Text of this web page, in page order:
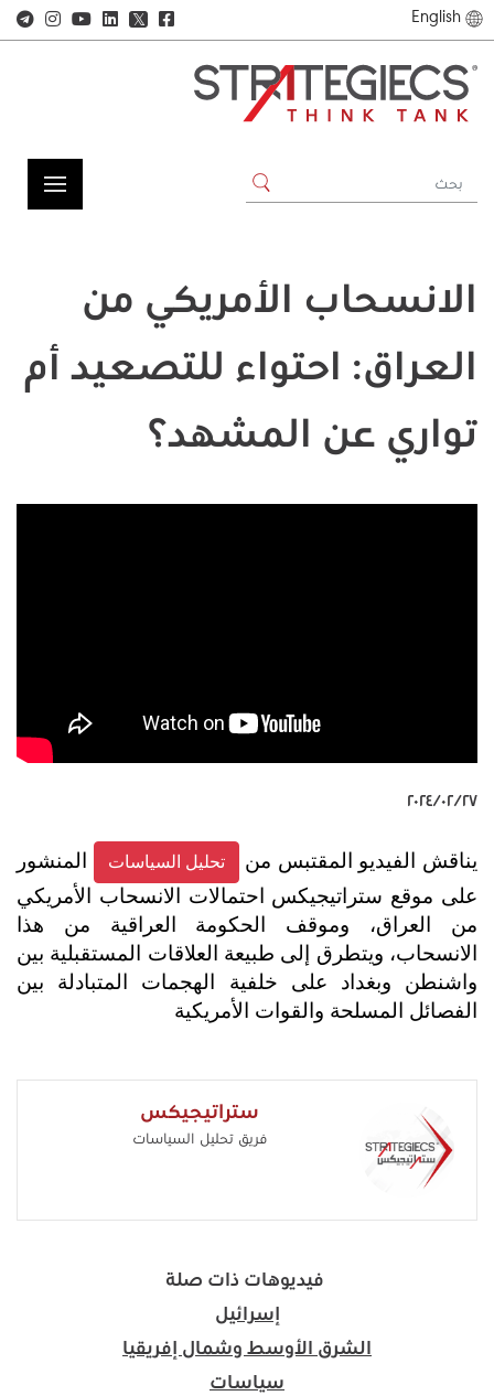
English
𝕏
الانسحاب الأمريكي من
العراق: احتواء للتصعيد أم
تواري عن المشهد؟
٢٧‏/٠٢‏/٢٠٢٤
يناقش الفيديو المقتبس من تحليل السياسات
المنشور
على موقع ستراتيجيكس احتمالات الانسحاب الأمريكي
من العراق، وموقف الحكومة العراقية من هذا
الانسحاب، ويتطرق إلى طبيعة العلاقات المستقبلية بين
واشنطن وبغداد على خلفية الهجمات المتبادلة بين
الفصائل المسلحة والقوات الأمريكية
ستراتيجيكس
فريق تحليل السياسات
فيديوهات ذات صلة
إسرائيل
الشرق الأوسط وشمال إفريقيا
سياسات